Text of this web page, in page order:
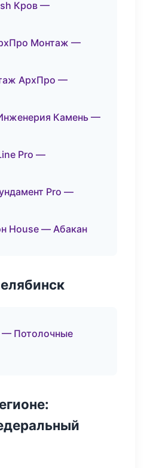
Кров —
Монтаж —
АрхПро —
Камень —
Pro —
Pro —
House — Абакан
— Потолочные